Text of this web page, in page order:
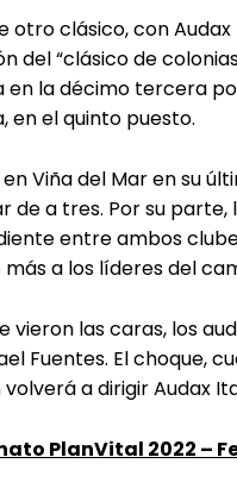
otro clásico, con
del “clásico de
en la décimo tercera
en el quinto puesto.
Viña del Mar en su
a tres. Por su parte,
entre ambos
a los líderes del
vieron las caras, los
Fuentes. El choque,
a dirigir Audax
PlanVital 2022 –